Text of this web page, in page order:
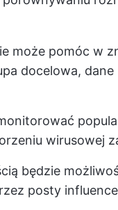
może pomóc w
docelowa, dane
wirusowej
będzie
posty